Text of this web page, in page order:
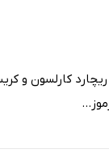
کارلسون و